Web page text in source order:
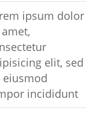
ipsum dolor
elit, sed
eiusmod
incididunt